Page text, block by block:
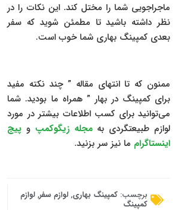
ماجراجویی شما را مختل کند. این نکات را در
نظر داشته باشید تا مطمئن شوید که سفر
بعدی کمپینگ بهاری شما خوب است.
ممنون که تا انتهای مقاله ” چند نکته مفید
برای کمپینگ در بهار ” همراه ما بودید. شما
می‌توانید برای کسب اطلاعات بیشتر در مورد
لوازم طبیعتگردی بهمجله زیگوکمپ و پیج
اینستاگرام ما نیز سر بزنید.
برچسب: کمپینگ بهاری,لوازم سفر,لوازم
کمپینگ